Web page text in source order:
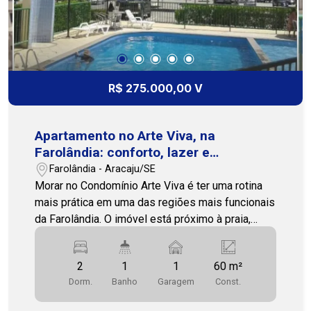
para quem busca morar perto da praia, com
conforto, lazer e fácil acesso aos principais
pontos da região. Agende uma visita e conheça
de perto essa oportunidade, nossa equipe está
pronta para te atender! Cohab Premium
Imobiliária - PJ 208 (79)3231-1010
R$ 275.000,00 V
Apartamento no Arte Viva, na
Farolândia: conforto, lazer e
praticidade
Farolândia - Aracaju/SE
Morar no Condomínio Arte Viva é ter uma rotina
mais prática em uma das regiões mais funcionais
da Farolândia. O imóvel está próximo à praia,
mercadinhos, restaurantes, escolas e
universidades, oferecendo facilidade para quem
busca estar perto de serviços essenciais e
opções de lazer. Com 60m² e posição solar
oeste/sul, o apartamento conta com ambientes
2
Dorm.
1
Banho
1
Garagem
60 m²
Const.